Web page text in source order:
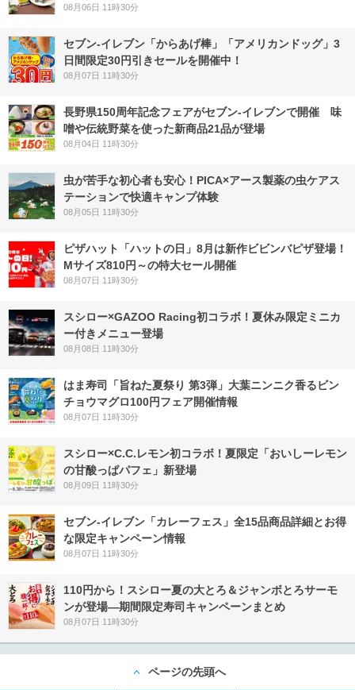
08月06日 11時30分
セブン‐イレブン「からあげ棒」「アメリカンドッグ」3
日間限定30円引きセールを開催中！
08月07日 11時30分
長野県150周年記念フェアがセブン-イレブンで開催 味
噌や伝統野菜を使った新商品21品が登場
08月04日 11時30分
虫が苦手な初心者も安心！PICA×アース製薬の虫ケアス
テーションで快適キャンプ体験
08月05日 11時30分
ピザハット「ハットの日」8月は新作ビビンバピザ登場！
Mサイズ810円～の特大セール開催
08月07日 11時30分
スシロー×GAZOO Racing初コラボ！夏休み限定ミニカ
ー付きメニュー登場
08月08日 11時30分
はま寿司「旨ねた夏祭り 第3弾」大葉ニンニク香るビン
チョウマグロ100円フェア開催情報
08月07日 11時30分
スシロー×C.C.レモン初コラボ！夏限定「おいしーレモン
の甘酸っぱパフェ」新登場
08月09日 11時30分
セブン‐イレブン「カレーフェス」全15品商品詳細とお得
な限定キャンペーン情報
08月07日 11時30分
110円から！スシロー夏の大とろ＆ジャンボとろサーモ
ンが登場―期間限定寿司キャンペーンまとめ
08月07日 11時30分
ページの先頭へ